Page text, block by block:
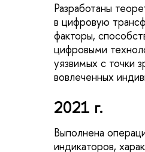
Разработаны
в цифровую
факторы,
цифровыми
уязвимых с точки
вовлеченных
2021 г.
Выполнена
индикаторов,